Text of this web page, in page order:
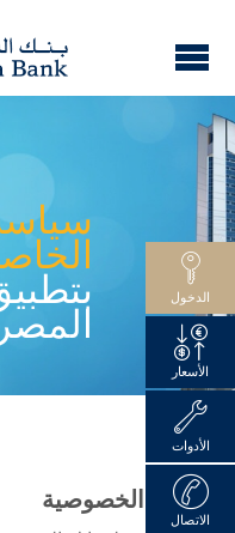
سياسة الخصوصية
الدخول
الأسعار
الأدوات
الاتصال